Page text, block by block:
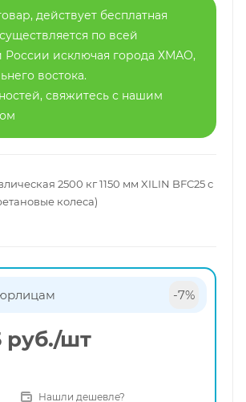
действует бесплатная
по всей
России исключая города ХМАО,
востока.
свяжитесь с нашим
2500 кг 1150 мм XILIN BFC25 с
колеса)
-7%
руб./шт
Нашли дешевле?